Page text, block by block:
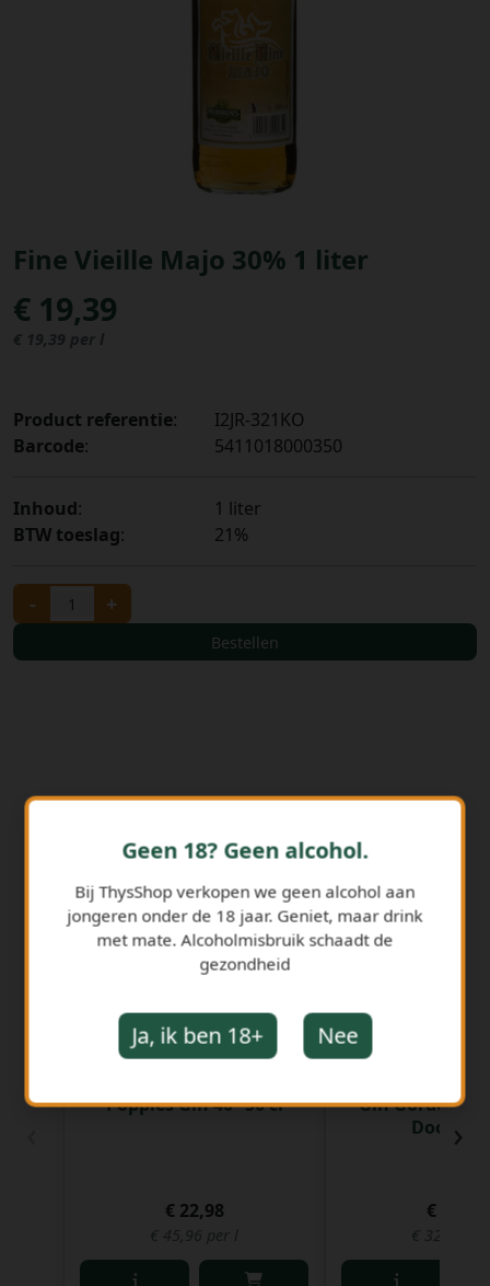
Fine Vieille Majo 30% 1 liter
€ 19,39
€ 19,39 per l
Product referentie:
I2JR-321KO
Barcode: 5411018000350
Inhoud:
1 liter
BTW toeslag: 21%
- +
Bestellen
GERELATEERDE PRODUCTEN
Poppies Gin 40° 50 cl
€ 22,98
€ 45,96 per l
Gin Gordon's
Doos 12
€ 19,34
€ 32,24
›
Geen 18? Geen alcohol.
Bij ThysShop verkopen we geen alcohol aan
jongeren onder de 18 jaar. Geniet, maar drink
met mate. Alcoholmisbruik schaadt de
gezondheid
Ja, ik ben 18+ Nee